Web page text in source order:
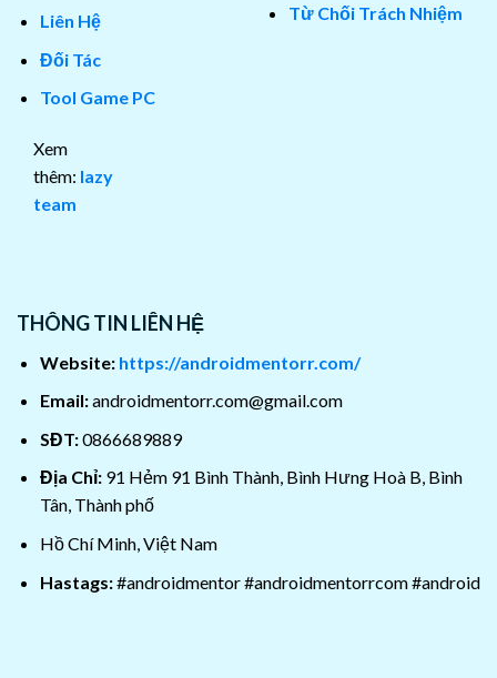
Liên Hệ
Đối Tác
Tool Game PC
Xem
thêm: lazy
team
Từ Chối Trách Nhiệm
THÔNG TIN LIÊN HỆ
Website: https://androidmentorr.com/
Email:androidmentorr.com@gmail.com
SĐT:0866689889
Địa Chỉ:91 Hẻm 91 Bình Thành, Bình Hưng Hoà B, Bình
Tân, Thành phố
Hồ Chí Minh, Việt Nam
Hastags:#androidmentor #androidmentorrcom #android